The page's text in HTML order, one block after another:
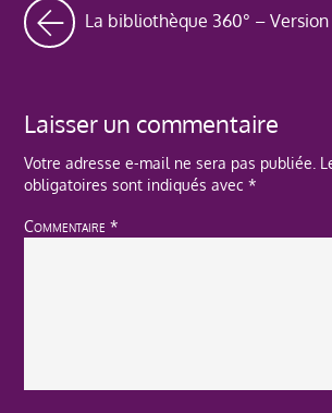
La bibliothèque 360° –
Laisser un commentaire
Votre adresse e-mail ne sera pas publiée.
obligatoires sont indiqués avec*
Commentaire*